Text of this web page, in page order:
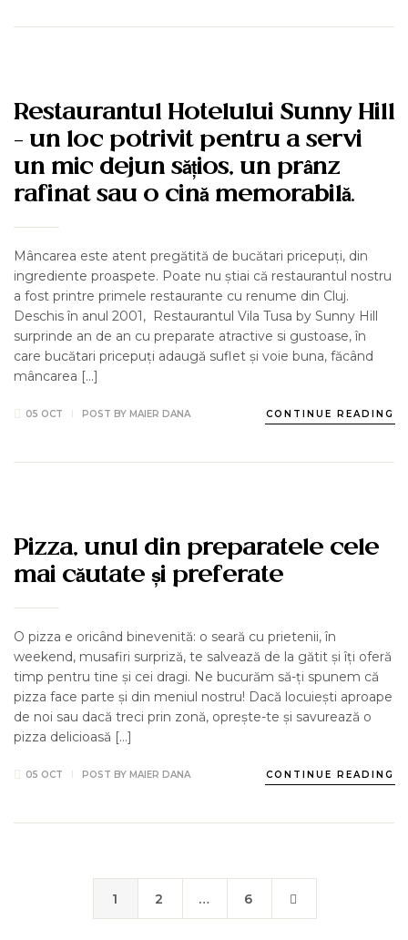
Restaurantul Hotelului Sunny Hill
– un loc potrivit pentru a servi
un mic dejun sățios, un prânz
rafinat sau o cină memorabilă.
Mâncarea este atent pregătită de bucătari pricepuți, din
ingrediente proaspete. Poate nu știai că restaurantul nostru
a fost printre primele restaurante cu renume din Cluj.
Deschis în anul 2001, Restaurantul Vila Tusa by Sunny Hill
surprinde an de an cu preparate atractive si gustoase, în
care bucătari pricepuți adaugă suflet și voie buna, făcând
mâncarea […]
05 OCT POST BY MAIER DANA CONTINUE READING
Pizza, unul din preparatele cele
mai căutate și preferate
O pizza e oricând binevenită: o seară cu prietenii, în
weekend, musafiri surpriză, te salvează de la gătit și îți oferă
timp pentru tine și cei dragi. Ne bucurăm să-ți spunem că
pizza face parte și din meniul nostru! Dacă locuiești aproape
de noi sau dacă treci prin zonă, oprește-te și savurează o
pizza delicioasă […]
05 OCT POST BY MAIER DANA CONTINUE READING
1 2 … 6